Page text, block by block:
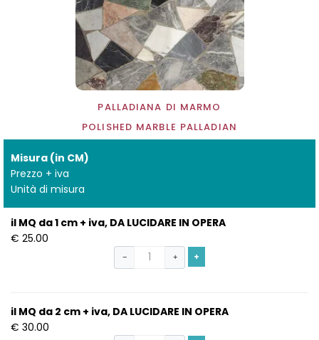
PALLADIANA DI MARMO
POLISHED MARBLE PALLADIAN
Misura (in CM)
Prezzo + iva
Unità di misura
il MQ da 1 cm + iva, DA LUCIDARE IN OPERA
€ 25.00
− + +
il MQ da 2 cm + iva, DA LUCIDARE IN OPERA
€ 30.00